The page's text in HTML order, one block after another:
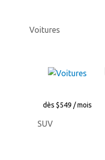
Voitures
dès $549 / mois
SUV